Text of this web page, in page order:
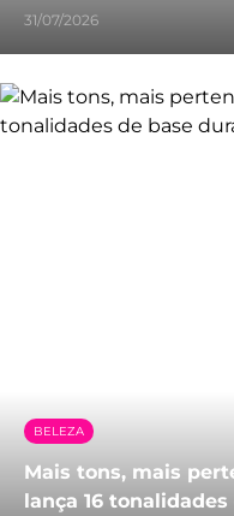
31/07/2026
BELEZA
Mais tons, mais
lança 16